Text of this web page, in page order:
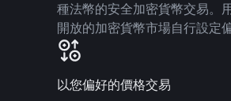
種法幣的安全加密貨幣交易。
開放的加密貨幣市場自行設定
以您偏好的價格交易